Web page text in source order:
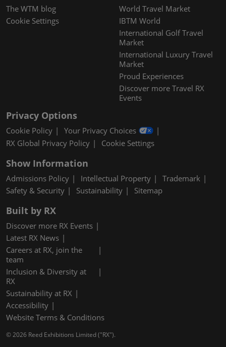
The WTM blog
Cookie Settings
World Travel Market
IBTM World
International Golf Travel
Market
International Luxury Travel
Market
Proud Experiences
Discover more Travel RX
Events
Privacy Options
Cookie Policy
Your Privacy Choices
RX Global Privacy Policy
Cookie Settings
Show Information
Admissions Policy Intellectual Property
Trademark
Safety & Security
Sustainability Sitemap
Built by RX
Discover more RX Events
Latest RX News
Careers at RX, join the
team
Inclusion & Diversity at
RX
Sustainability at RX
Accessibility
Website Terms & Conditions
© 2026 Reed Exhibitions Limited ("RX").